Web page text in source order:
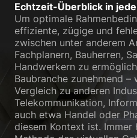
Echtzeit-Überblick in
Um optimale
effiziente, zügige und
zwischen unter anderem
Fachplanern, Bauherren,
Handwerkern zu
Baubranche zunehmend –
Vergleich zu anderen
Telekommunikation,
auch etwa Handel oder
diesem Kontext ist.